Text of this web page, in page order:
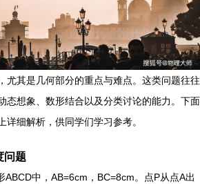
尤其是几何部分的重点与难点。这类问题往往
态想象、数形结合以及分类讨论的能力。下面
详细解析，供同学们学习参考。
问题
ABCD中，AB=6cm，BC=8cm。点P从点A出